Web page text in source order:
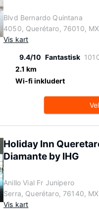
Blvd Bernardo Quintana
4050, Querétaro, 76010, MX
Vis kart
9.4/10 Fantastisk
2.1 km
Wi-fi inkludert
Holiday Inn
Diamante by IHG
Anillo Vial Fr Junipero
Serra, Querétaro, 76140, MX
Vis kart